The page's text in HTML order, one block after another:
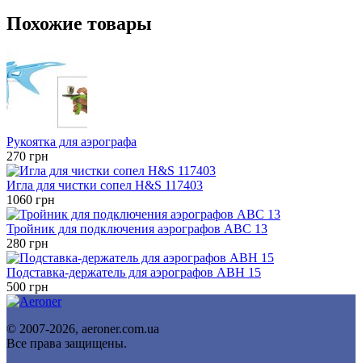
Похожие товары
Рукоятка для аэрографа
270 грн
Игла для чистки сопел H&S 117403
1060 грн
Тройник для подключения аэрографов ABC 13
280 грн
Подставка-держатель для аэрографов ABH 15
500 грн
© 2007-2026, aeroner.com.ua
Все права защищены.